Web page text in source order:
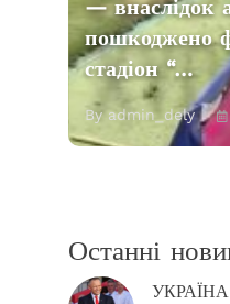
— внаслідок
пошкоджено
стадіон “…
By admin_dely
Останні
УКРАЇНА